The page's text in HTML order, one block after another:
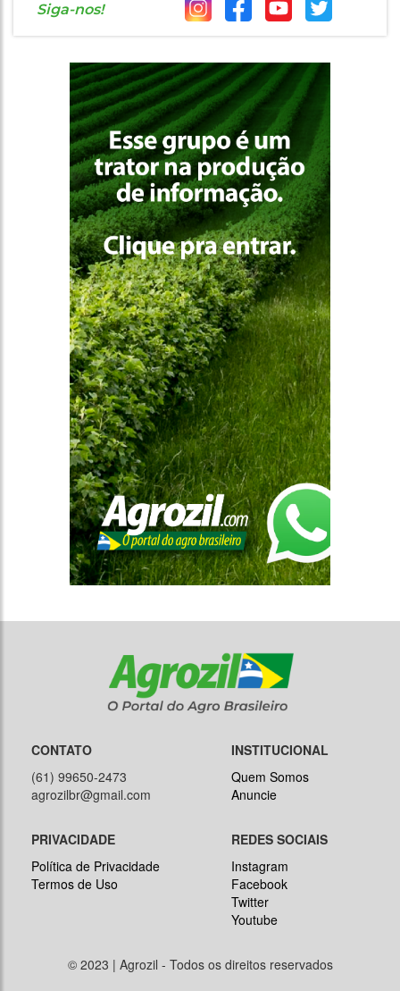
Siga-nos!
CONTATO
(61) 99650-2473
agrozilbr@gmail.com
INSTITUCIONAL
Quem Somos
Anuncie
PRIVACIDADE
Política de Privacidade
Termos de Uso
REDES SOCIAIS
Instagram
Facebook
Twitter
Youtube
© 2023 | Agrozil - Todos os direitos reservados